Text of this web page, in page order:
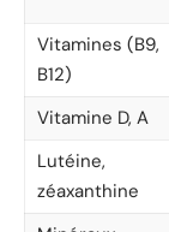
Vitamines (B9,
B12)
Vitamine D, A
Lutéine,
zéaxanthine